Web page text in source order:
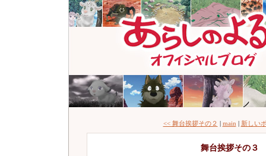
<< 舞台挨拶その２ | main | 新しい
舞台挨拶その３